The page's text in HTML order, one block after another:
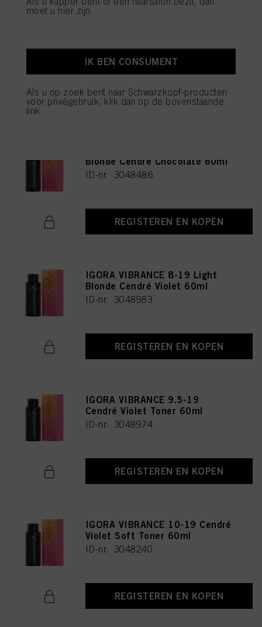
ID-nr. 3048477
REGISTEREN EN KOPEN
Blonde Cendré Chocolate 60ml
ID-nr. 3048486
REGISTEREN EN KOPEN
IGORA VIBRANCE 8-19 Light
Blonde Cendré Violet 60ml
ID-nr. 3048983
REGISTEREN EN KOPEN
IGORA VIBRANCE 9.5-19
Cendré Violet Toner 60ml
ID-nr. 3048974
REGISTEREN EN KOPEN
IGORA VIBRANCE 10-19 Cendré
Violet Soft Toner 60ml
ID-nr. 3048240
REGISTEREN EN KOPEN
moet u hier zijn.
IK BEN CONSUMENT
Als u op zoek bent naar Schwarzkopf-producten
voor privégebruik, klik dan op de bovenstaande
link.